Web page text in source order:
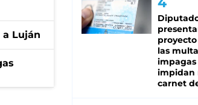
a Luján
las
impagas
impidan
carnet